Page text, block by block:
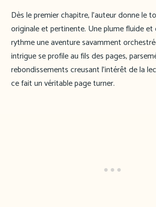
Dès le premier chapitre, l’auteur donne le
originale et pertinente. Une plume fluide et
rythme une aventure savamment
intrigue se profile au fils des pages,
rebondissements creusant l’intérêt de la
ce fait un véritable page turner.